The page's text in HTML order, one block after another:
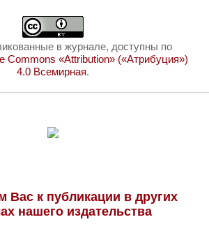
в журнале, доступны по
Commons «Attribution» («Атрибуция»)
4.0 Всемирная.
Вас к публикации в других
нашего издательства